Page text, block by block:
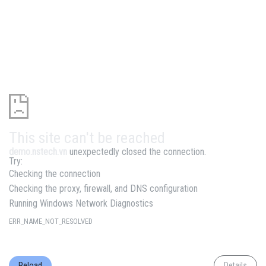
unexpectedly closed the connection.
Try:
Checking the connection
Checking the proxy, firewall, and DNS configuration
Running Windows Network Diagnostics
ERR_NAME_NOT_RESOLVED